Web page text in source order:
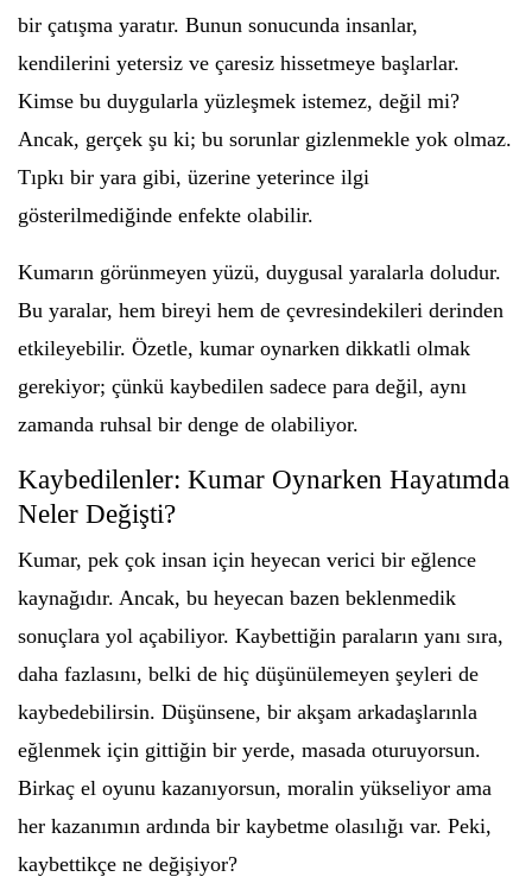
bir çatışma yaratır. Bunun sonucunda insanlar,
kendilerini yetersiz ve çaresiz hissetmeye başlarlar.
Kimse bu duygularla yüzleşmek istemez, değil mi?
Ancak, gerçek şu ki; bu sorunlar gizlenmekle yok olmaz.
Tıpkı bir yara gibi, üzerine yeterince ilgi
gösterilmediğinde enfekte olabilir.
Kumarın görünmeyen yüzü, duygusal yaralarla doludur.
Bu yaralar, hem bireyi hem de çevresindekileri derinden
etkileyebilir. Özetle, kumar oynarken dikkatli olmak
gerekiyor; çünkü kaybedilen sadece para değil, aynı
zamanda ruhsal bir denge de olabiliyor.
Kaybedilenler: Kumar Oynarken Hayatımda
Neler Değişti?
Kumar, pek çok insan için heyecan verici bir eğlence
kaynağıdır. Ancak, bu heyecan bazen beklenmedik
sonuçlara yol açabiliyor. Kaybettiğin paraların yanı sıra,
daha fazlasını, belki de hiç düşünülemeyen şeyleri de
kaybedebilirsin. Düşünsene, bir akşam arkadaşlarınla
eğlenmek için gittiğin bir yerde, masada oturuyorsun.
Birkaç el oyunu kazanıyorsun, moralin yükseliyor ama
her kazanımın ardında bir kaybetme olasılığı var. Peki,
kaybettikçe ne değişiyor?